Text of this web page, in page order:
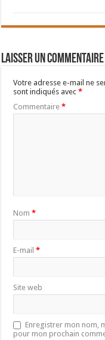
Laisser un commentaire
Votre adresse e-mail ne
sont indiqués avec*
Commentaire*
Nom*
E-mail*
Site web
Enregistrer mon nom,
pour mon prochain